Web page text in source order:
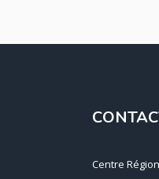
Centre